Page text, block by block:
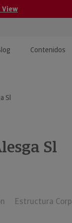
Contenidos
Sl
Sl
Estructura